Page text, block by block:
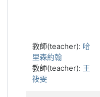
教師(teacher): 哈
里森約翰
教師(teacher): 王
筱雯